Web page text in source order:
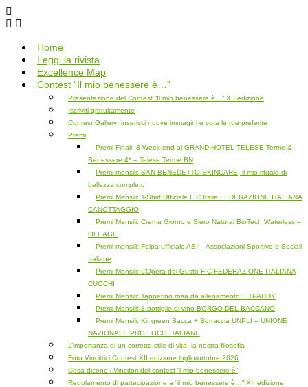
Salta
al
Home
Leggi la rivista
Excellence Map
Contest “Il mio benessere è…”
Presentazione del Contest “Il mio benessere è…” XII edizione
Iscriviti gratuitamente
Contest Gallery: inserisci nuove immagini e vota le tue preferite
Premi
Premi Finali: 3 Week-end al GRAND HOTEL TELESE Terme &
Benessere 4* – Telese Terme BN
Premi mensili: SAN BENEDETTO SKINCARE, il mio rituale di
bellezza completo
Premi Mensili: T-Shirt Ufficiale FIC Italia FEDERAZIONE ITALIANA
CANOTTAGGIO
Premi Mensili: Crema Giorno e Siero Natural BioTech Waterless –
OLEAGE
Premi mensili: Felpa ufficiale ASI – Associazioni Sportive e Sociali
Italiane
Premi Mensili: L’Opera del Gusto FIC FEDERAZIONE ITALIANA
CUOCHI
Premi Mensili: Tappetino rosa da allenamento FITPADDY
Premi Mensili: 3 bottiglie di vino BORGO DEL BACCANO
Premi Mensili: Kit green Sacca + Borraccia UNPLI – UNIONE
NAZIONALE PRO LOCO ITALIANE
L’importanza di un corretto stile di vita: la nostra filosofia
Foto Vincitrici Contest XII edizione luglio/ottobre 2026
Cosa dicono i Vincitori del contest “l mio benessere è”
Regolamento di partecipazione a “il mio benessere è…” XII edizione